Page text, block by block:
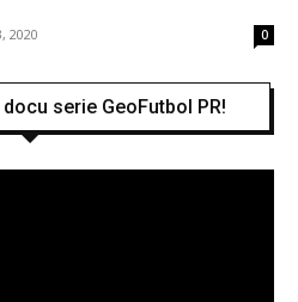
2020 0
serie GeoFutbol PR!